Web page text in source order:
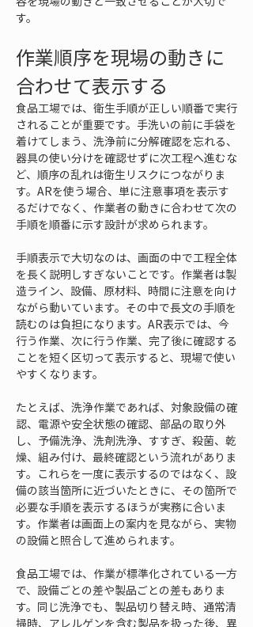
す。
作業順序を現場の動きに
合わせて表示する
食品工場では、衛生手順が正しい順番で実行
されることが重要です。手洗いの前に手袋を
着けてしまう、洗浄前に分解確認を忘れる、
器具の使い分けを確認せずに次工程へ進むな
ど、順序の乱れは衛生リスクにつながりま
す。ARを使う場合、単に注意事項を表示す
るだけでなく、作業者の動きに合わせて次の
手順を順番に示す設計が求められます。
手順表示で大切なのは、画面の中で工程全体
を長く説明しすぎないことです。作業者は製
造ライン、設備、原材料、時間に注意を向け
ながら動いています。その中で長文の手順を
読むのは負担になります。AR表示では、今
行う作業、次に行う作業、完了後に確認する
ことを短く区切って表示すると、現場で使い
やすくなります。
たとえば、洗浄作業であれば、対象設備の確
認、電源や安全状態の確認、部品の取り外
し、予備洗浄、洗剤洗浄、すすぎ、殺菌、乾
燥、組み付け、最終確認という流れがありま
す。これらを一度に表示するのではなく、設
備の該当箇所に近づいたときに、その箇所で
必要な手順を表示するほうが実務に合いま
す。作業者は画面上の案内を見ながら、実物
の設備と照合して進められます。
食品工場では、作業が標準化されている一方
で、設備ごとの差や製品ごとの差もありま
す。同じ洗浄でも、製品切り替え時、通常清
掃時、アレルゲンを含む製品を扱った後、異